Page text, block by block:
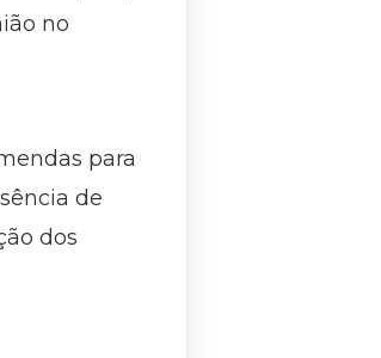
no
para
de
dos